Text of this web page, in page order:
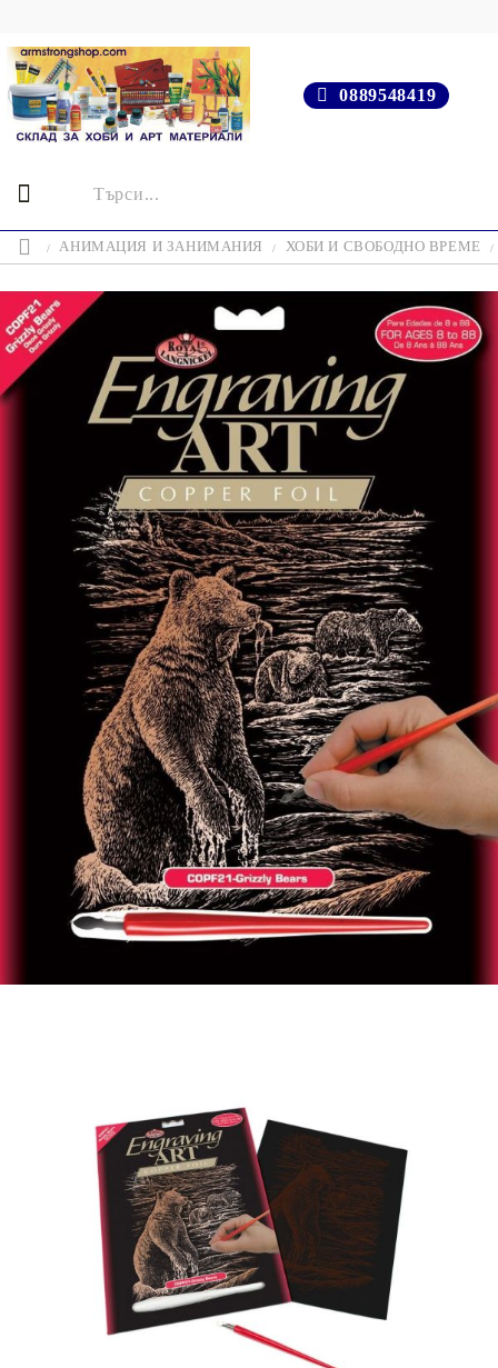
0889548419
АНИМАЦИЯ И ЗАНИМАНИЯ ХОБИ И СВОБОДНО ВРЕМЕ
R&L,USA Engraving Art А4 -
Картина за гравиране -медно